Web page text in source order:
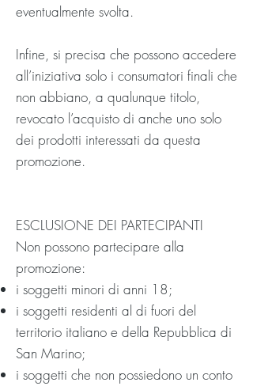
eventualmente svolta.
Infine, si precisa che possono accedere
all’iniziativa solo i consumatori finali che
non abbiano, a qualunque titolo,
revocato l’acquisto di anche uno solo
dei prodotti interessati da questa
promozione.
ESCLUSIONE DEI PARTECIPANTI
Non possono partecipare alla
promozione:
i soggetti minori di anni 18;
i soggetti residenti al di fuori del
territorio italiano e della Repubblica di
San Marino;
i soggetti che non possiedono un conto